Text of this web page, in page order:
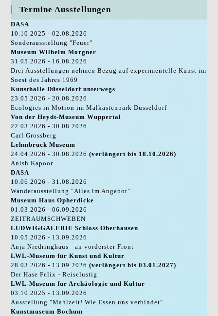
Termine Ausstellungen
DASA
10.10.2025 - 02.08.2026
Sonderausstellung "Feuer"
Museum Wilhelm Morgner
31.05.2026 - 16.08.2026
Drei Ausstellungen nehmen Bezug auf experimentelle Kunst im
Soest des Jahres 1969
Kunsthalle Düsseldorf unterwegs
23.05.2026 - 20.08.2026
Ecologies in Motion im Malkastenpark Düsseldorf
Von der Heydt-Museum Wuppertal
22.03.2026 - 30.08.2026
Carl Grossberg
Lehmbruck Museum
24.04.2026 - 30.08.2026(verlängert bis 18.10.2026)
Anish Kapoor
DASA
10.06.2026 - 31.08.2026
Wanderausstellung "Alles im Angebot"
Museum Haus Opherdicke
01.03.2026 - 06.09.2026
ZEITRAUMSCHWEBEN
LUDWIGGALERIE Schloss Oberhausen
10.05.2026 - 13.09.2026
Anja Niedringhaus - an vorderster Front
LWL-Museum für Kunst und Kultur
28.03.2026 - 13.09.2026(verlängert bis 03.01.2027)
Der Hase Felix - Reiselustig
LWL-Museum für Archäologie und Kultur
03.10.2025 - 13.09.2026
Ausstellung "Mahlzeit! Wie Essen uns verbindet"
Kunstmuseum Bochum